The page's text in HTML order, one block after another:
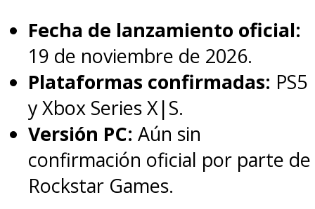
para conseguir lo que quiere.
Entre ambos, tenemos a los
más corruptos de la serie
hombro con hombro para
hacer sufrir a los
protagonistas con sus
fechorías
Fecha de lanzamiento oficial:
19 de noviembre de 2026.
Plataformas confirmadas: PS5
y Xbox Series X|S.
Versión PC: Aún sin
confirmación oficial por parte de
Rockstar Games.